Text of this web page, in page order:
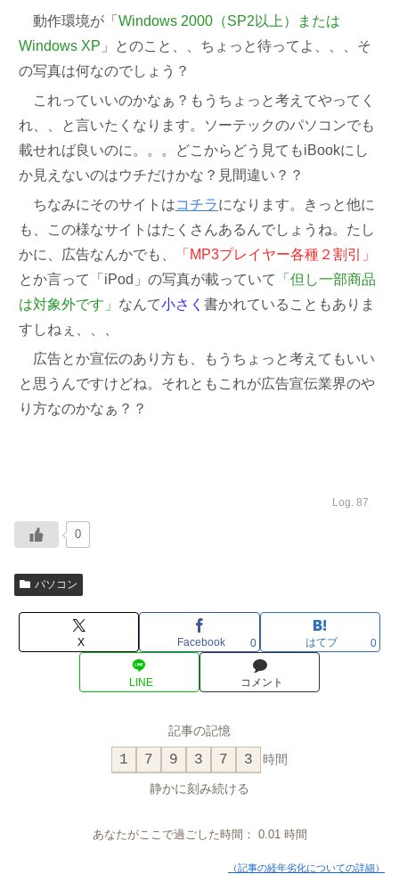
動作環境が「 Windows 2000（SP2以上）または
Windows XP 」とのこと、、ちょっと待ってよ、、、そ
の写真は何なのでしょう？
これっていいのかなぁ？もうちょっと考えてやってく
れ、、と言いたくなります。ソーテックのパソコンでも
載せれば良いのに。。。どこからどう見てもiBookにし
か見えないのはウチだけかな？見間違い？？
ちなみにそのサイトはコチラになります。きっと他に
も、この様なサイトはたくさんあるんでしょうね。たし
かに、広告なんかでも、
「MP3プレイヤー各種２割引」
とか言って「iPod」の写真が載っていて
「但し一部商品
は対象外です」 なんて小さく 書かれていることもありま
すしねぇ、、、
広告とか宣伝のあり方も、もうちょっと考えてもいい
と思うんですけどね。それともこれが広告宣伝業界のや
り方なのかなぁ？？
Log. 87
0
パソコン
X Facebook 0 はてブ 0
LINE コメント
記事の記憶
1 7 9 3 7 3 時間
静かに刻み続ける
あなたがここで過ごした時間： 0.01時間
（記事の経年劣化についての詳細）